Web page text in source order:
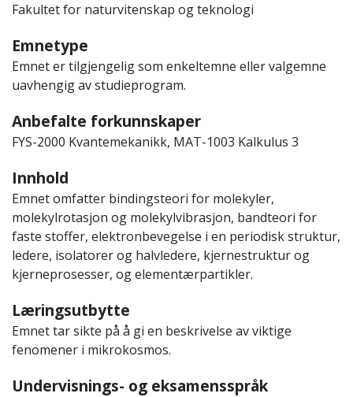
Fakultet for naturvitenskap og teknologi
Emnetype
Emnet er tilgjengelig som enkeltemne eller valgemne
uavhengig av studieprogram.
Anbefalte forkunnskaper
FYS-2000 Kvantemekanikk, MAT-1003 Kalkulus 3
Innhold
Emnet omfatter bindingsteori for molekyler,
molekylrotasjon og molekylvibrasjon, bandteori for
faste stoffer, elektronbevegelse i en periodisk struktur,
ledere, isolatorer og halvledere, kjernestruktur og
kjerneprosesser, og elementærpartikler.
Læringsutbytte
Emnet tar sikte på å gi en beskrivelse av viktige
fenomener i mikrokosmos.
Undervisnings- og eksamensspråk